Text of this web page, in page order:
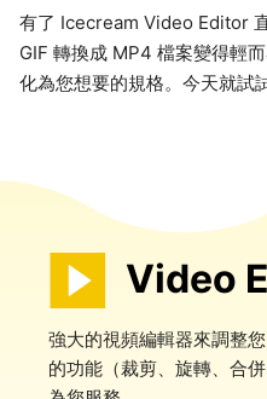
有了 Icecream Video Editor
GIF 轉換成 MP4 檔案變得輕
化為您想要的規格。今天就試
Video
強大的視頻編輯器來調整
的功能（裁剪、旋轉、合